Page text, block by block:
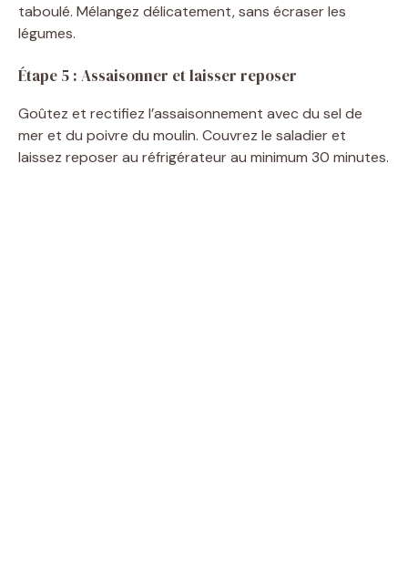
taboulé. Mélangez délicatement, sans écraser les
légumes.
Étape 5 : Assaisonner et laisser reposer
Goûtez et rectifiez l’assaisonnement avec du sel de
mer et du poivre du moulin. Couvrez le saladier et
laissez reposer au réfrigérateur au minimum 30 minutes.